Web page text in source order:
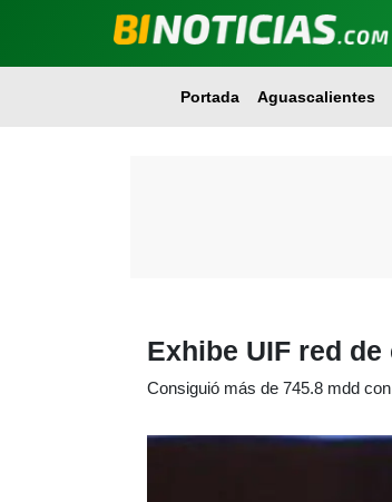
Portada Aguascalientes
Exhibe UIF red
Consiguió más de 745.8 mdd